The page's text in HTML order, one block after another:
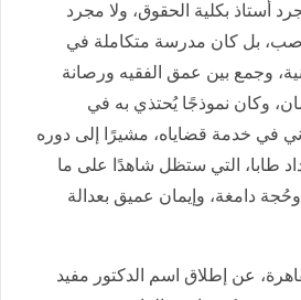
أستاذ بكلية الحقوق، ولا مجرد
بل كان مدرسة متكاملة في
وجمع بين عمق الفقيه ورصانة
وكان نموذجًا يُحتذي به في
في خدمة قضاياه، مشيرًا إلى دوره
طابا، التي ستظل شاهدًا على ما
دامغة، وإيمان عميق بعدالة
عن إطلاق اسم الدكتور مفيد